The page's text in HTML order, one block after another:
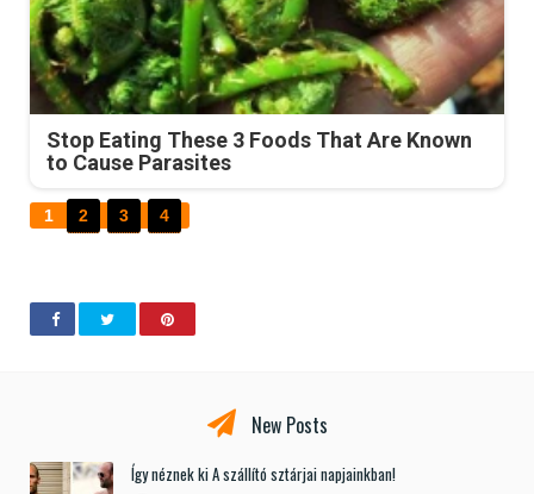
Stop Eating These 3 Foods That Are Known
to Cause Parasites
1 2 3 4
New Posts
Így néznek ki A szállító sztárjai napjainkban!